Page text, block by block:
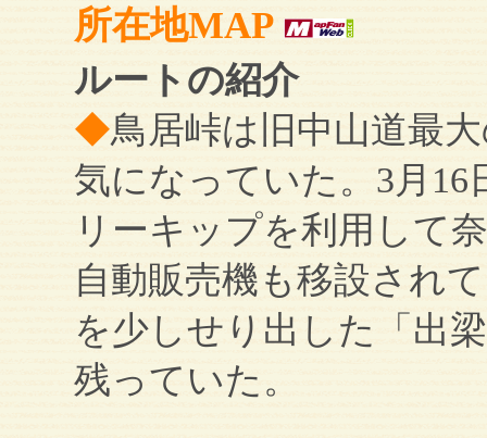
所在地MAP
ルートの紹介
◆鳥居峠は旧中山道最
気になっていた。3月
リーキップを利用して
自動販売機も移設され
を少しせり出した「出
残っていた。